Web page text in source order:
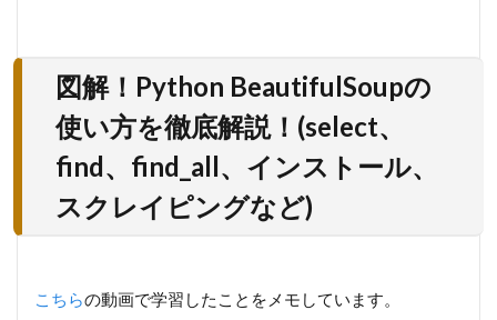
find、
find_all、イン
ストール、ス
クレイピング
など)
1.1
４
図解！Python BeautifulSoupの
使い方を徹底解説！(select、
find、find_all、インストール、
スクレイピングなど)
こちらの動画で学習したことをメモしています。